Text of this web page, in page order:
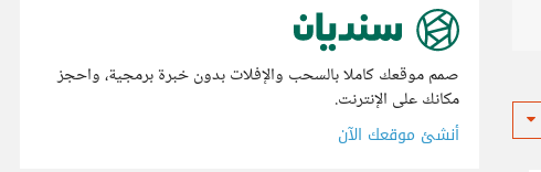
صمم موقعك كاملا بالسحب والإفلات بدون خبرة برمجية، واحجز
مكانك على الإنترنت.
أنشئ موقعك الآن